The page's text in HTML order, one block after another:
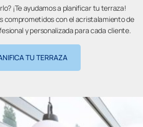
¡Te ayudamos a planificar tu terraza!
comprometidos con el acristalamiento de
y personalizada para cada cliente.
TU TERRAZA